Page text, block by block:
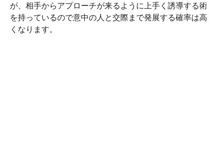
が、相手からアプローチが来るように上手く誘導する術
を持っているので意中の人と交際まで発展する確率は高
くなります。